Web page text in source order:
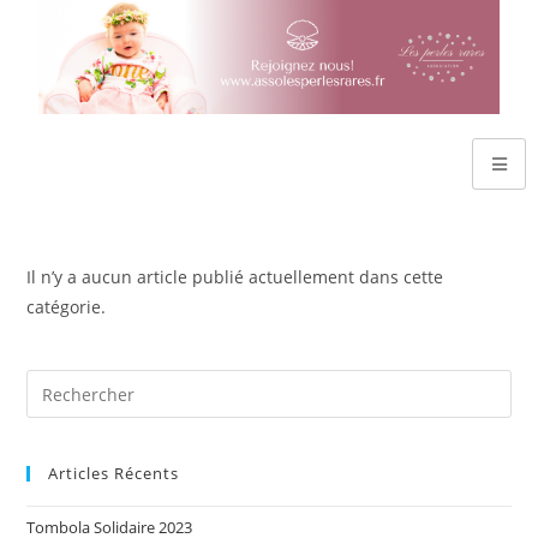
Il n’y a aucun article publié actuellement dans cette
catégorie.
Articles Récents
Tombola Solidaire 2023